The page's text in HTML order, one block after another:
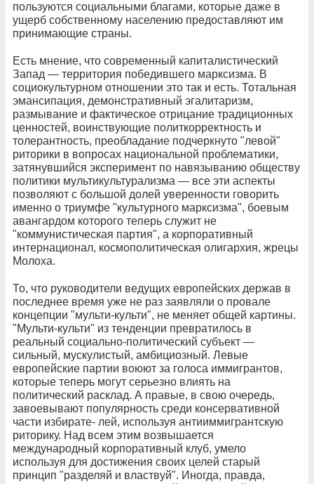
пользуются социальными благами, которые даже в
ущерб собственному населению предоставляют им
принимающие страны.
Есть мнение, что современный капиталистический
Запад — территория победившего марксизма. В
социокультурном отношении это так и есть. Тотальная
эмансипация, демонстративный эгалитаризм,
размывание и фактическое отрицание традиционных
ценностей, воинствующие политкорректность и
толерантность, преобладание подчеркнуто "левой"
риторики в вопросах национальной проблематики,
затянувшийся эксперимент по навязыванию обществу
политики мультикультурализма — все эти аспекты
позволяют с большой долей уверенности говорить
именно о триумфе "культурного марксизма", боевым
авангардом которого теперь служит не
"коммунистическая партия", а корпоративный
интернационал, космополитическая олигархия, жрецы
Молоха.
То, что руководители ведущих европейских держав в
последнее время уже не раз заявляли о провале
концепции "мульти-культи", не меняет общей картины.
"Мульти-культи" из тенденции превратилось в
реальный социально-политический субъект —
сильный, мускулистый, амбициозный. Левые
европейские партии воюют за голоса иммигрантов,
которые теперь могут серьезно влиять на
политический расклад. А правые, в свою очередь,
завоевывают популярность среди консервативной
части избирате- лей, используя антииммигрантскую
риторику. Над всем этим возвышается
международный корпоративный клуб, умело
используя для достижения своих целей старый
принцип "разделяй и властвуй". Иногда, правда,